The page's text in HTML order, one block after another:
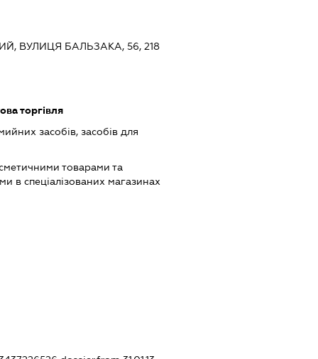
ВУЛИЦЯ БАЛЬЗАКА, 56, 218
торгівля
засобів, засобів для
товарами та
в спеціалізованих магазинах